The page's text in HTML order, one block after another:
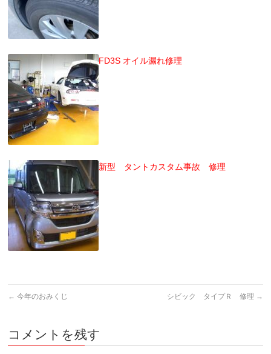
FD3S オイル漏れ修理
新型 タントカスタム事故 修理
← 今年のおみくじ シビック タイプＲ 修理 →
コメントを残す